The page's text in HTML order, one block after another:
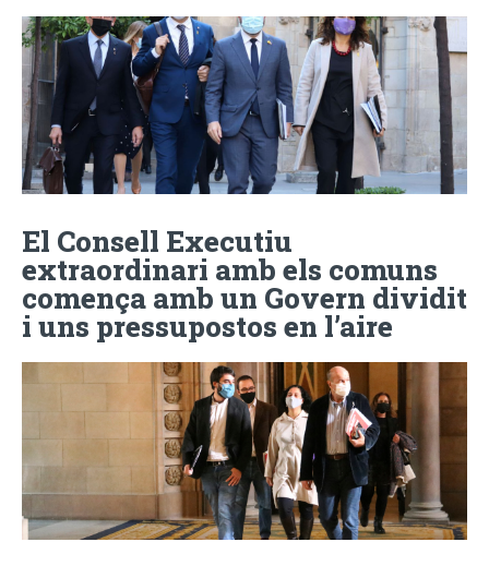
El Consell Executiu
extraordinari amb els comuns
comença amb un Govern dividit
i uns pressupostos en l’aire